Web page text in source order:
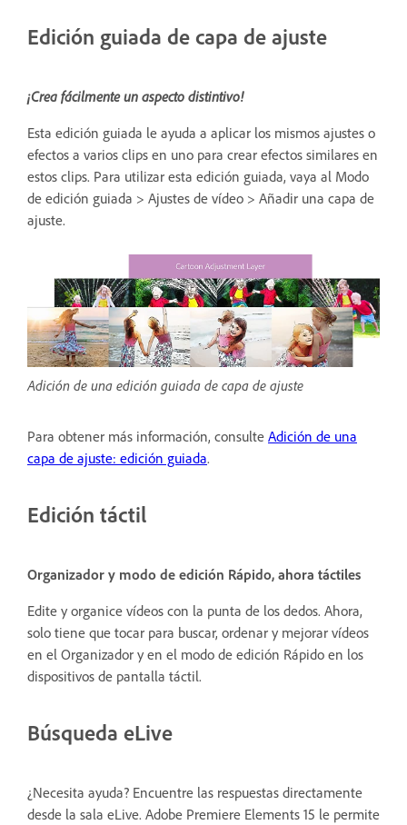
Edición guiada de capa de ajuste
¡Crea fácilmente un aspecto distintivo!
Esta edición guiada le ayuda a aplicar los mismos ajustes o
efectos a varios clips en uno para crear efectos similares en
estos clips. Para utilizar esta edición guiada, vaya al Modo
de edición guiada > Ajustes de vídeo > Añadir una capa de
ajuste.
Adición de una edición guiada de capa de ajuste
Para obtener más información, consulte Adición de una
capa de ajuste: edición guiada.
Edición táctil
Organizador y modo de edición Rápido, ahora táctiles
Edite y organice vídeos con la punta de los dedos. Ahora,
solo tiene que tocar para buscar, ordenar y mejorar vídeos
en el Organizador y en el modo de edición Rápido en los
dispositivos de pantalla táctil.
Búsqueda eLive
¿Necesita ayuda? Encuentre las respuestas directamente
desde la sala eLive. Adobe Premiere Elements 15 le permite